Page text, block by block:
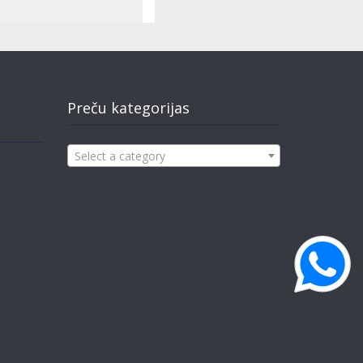
Preču kategorijas
Select a category